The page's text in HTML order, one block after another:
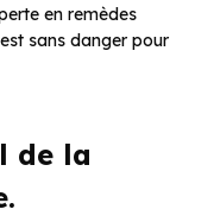
en remèdes
sans danger pour
de la